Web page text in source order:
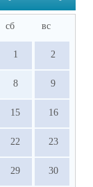
сб вс
1 2
8 9
15 16
22 23
29 30